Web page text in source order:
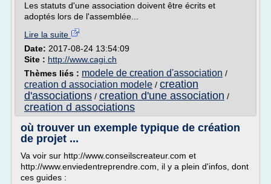
Les statuts d'une association doivent être écrits et
adoptés lors de l'assemblée...
Lire la suite
Date: 2017-08-24 13:54:09
Site : http://www.cagi.ch
Thèmes liés : modele de creation d'association /
creation d association modele / creation
d'associations / creation d'une association /
creation d associations
où trouver un exemple typique de création
de projet ...
Va voir sur http://www.conseilscreateur.com et
http://www.enviedentreprendre.com, il y a plein d'infos, dont
ces guides :